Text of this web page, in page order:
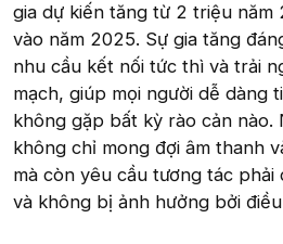
gia dự kiến tăng từ 2 triệu
vào năm 2025. Sự gia tăng
nhu cầu kết nối tức thì và trải
mạch, giúp mọi người dễ dàng
không gặp bất kỳ rào cản nào.
không chỉ mong đợi âm thanh
mà còn yêu cầu tương tác
và không bị ảnh hưởng bởi